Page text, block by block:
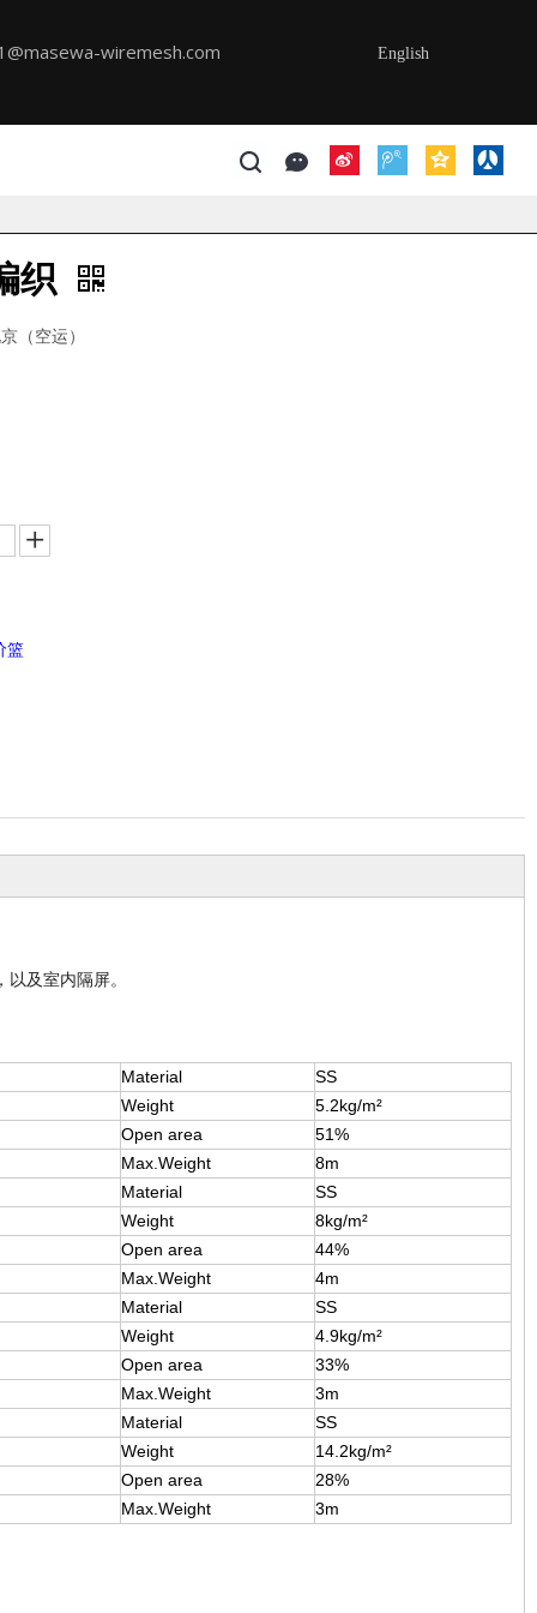
wiremesh.com English
织
（空运）
篮
及室内隔屏。
Material
SS
Weight
5.2kg/m²
Open area
51%
Max.Weight
8m
Material
SS
Weight
8kg/m²
Open area
44%
Max.Weight
4m
Material
SS
Weight
4.9kg/m²
Open area
33%
Max.Weight
3m
Material
SS
Weight
14.2kg/m²
Open area
28%
Max.Weight
3m